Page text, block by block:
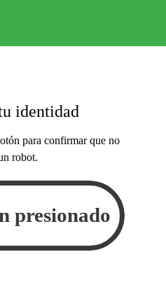
identidad
para confirmar que no
robot.